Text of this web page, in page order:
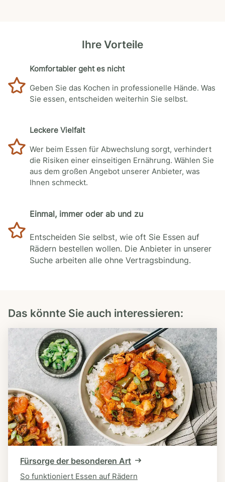
Ihre Vorteile
Komfortabler geht es nicht
Geben Sie das Kochen in professionelle Hände. Was
Sie essen, entscheiden weiterhin Sie selbst.
Leckere Vielfalt
Wer beim Essen für Abwechslung sorgt, verhindert
die Risiken einer einseitigen Ernährung. Wählen Sie
aus dem großen Angebot unserer Anbieter, was
Ihnen schmeckt.
Einmal, immer oder ab und zu
Entscheiden Sie selbst, wie oft Sie Essen auf
Rädern bestellen wollen. Die Anbieter in unserer
Suche arbeiten alle ohne Vertragsbindung.
Das könnte Sie auch interessieren:
Fürsorge der besonderen Art
So funktioniert Essen auf Rädern